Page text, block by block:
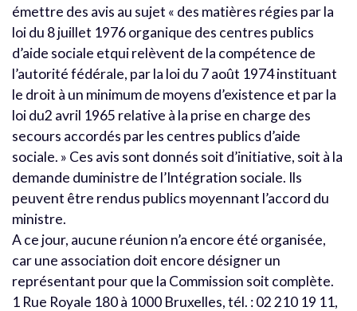
émettre des avis au sujet « des matières régies par la
loi du 8 juillet 1976 organique des centres publics
d’aide sociale etqui relèvent de la compétence de
l’autorité fédérale, par la loi du 7 août 1974 instituant
le droit à un minimum de moyens d’existence et par la
loi du2 avril 1965 relative à la prise en charge des
secours accordés par les centres publics d’aide
sociale. » Ces avis sont donnés soit d’initiative, soit à la
demande duministre de l’Intégration sociale. Ils
peuvent être rendus publics moyennant l’accord du
ministre.
A ce jour, aucune réunion n’a encore été organisée,
car une association doit encore désigner un
représentant pour que la Commission soit complète.
1 Rue Royale 180 à 1000 Bruxelles, tél. : 02 210 19 11,